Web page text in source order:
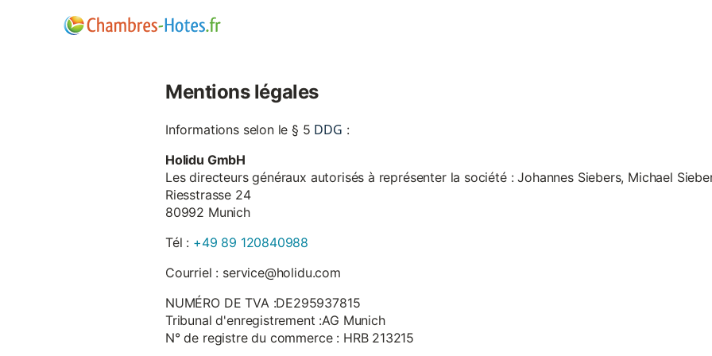
Mentions légales
Informations selon le § 5 DDG :
Holidu GmbH
Les directeurs généraux autorisés à représenter la société : Johannes Siebers, Michael
Riesstrasse 24
80992 Munich
Tél : +49 89 120840988
Courriel : service@holidu.com
NUMÉRO DE TVA :DE295937815
Tribunal d'enregistrement :AG Munich
N° de registre du commerce : HRB 213215